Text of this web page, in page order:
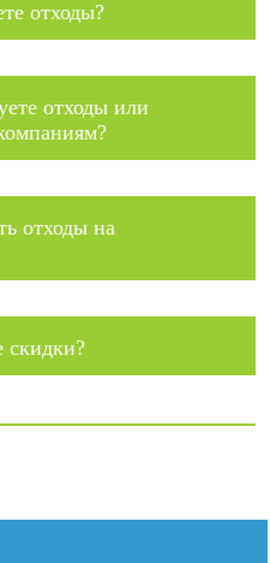
отходы?
отходы или
отходы на
скидки?